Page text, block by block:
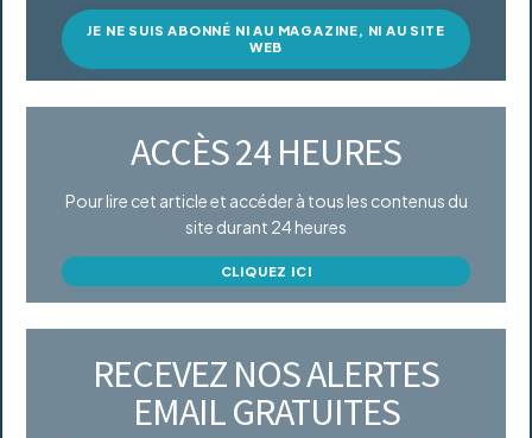
JE NE SUIS ABONNÉ NI AU MAGAZINE, NI AU SITE
WEB
ACCÈS 24 HEURES
Pour lire cet article et accéder à tous les contenus du
site durant 24 heures
CLIQUEZ ICI
RECEVEZ NOS ALERTES
EMAIL GRATUITES